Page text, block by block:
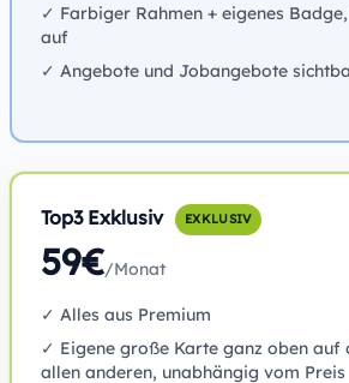
✓ Farbiger Rahmen + eigenes
auf
✓ Angebote und Jobangebote
Top3 Exklusiv EXKLUSIV
59€/Monat
✓ Alles aus Premium
✓ Eigene große Karte ganz oben auf
allen anderen, unabhängig vom Preis